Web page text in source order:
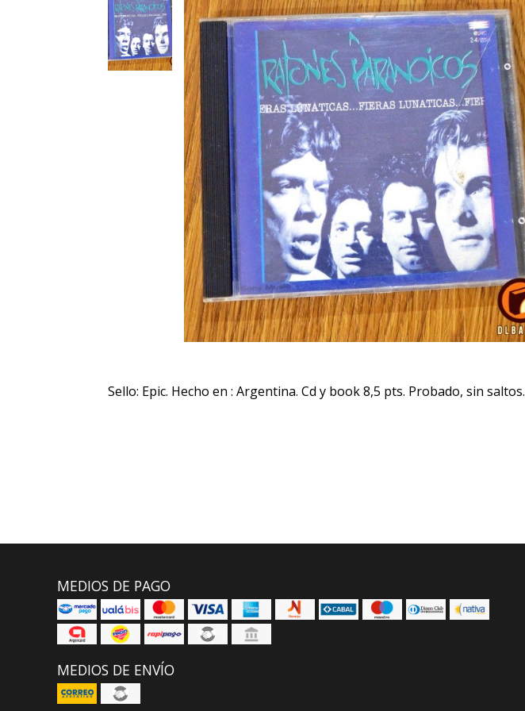
Sello: Epic. Hecho en : Argentina. Cd y book 8,5 pts. Probado, sin saltos.
MEDIOS DE PAGO
MEDIOS DE ENVÍO